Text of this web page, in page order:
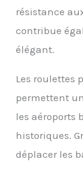
résistance
contribue
élégant.
Les roulettes
permettent
les aéroports
historiques.
déplacer les